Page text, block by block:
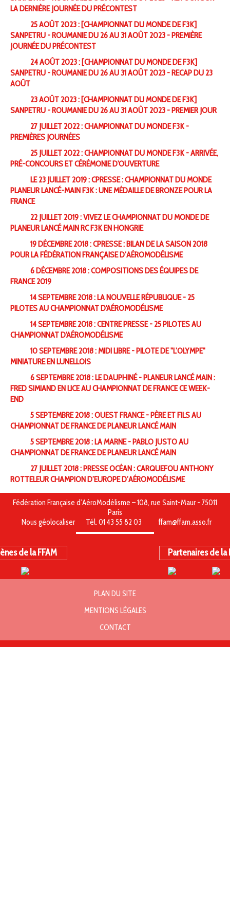
LA DERNIÈRE JOURNÉE DU PRÉCONTEST
25 AOÛT 2023 : [CHAMPIONNAT DU MONDE DE F3K]
SANPETRU - ROUMANIE DU 26 AU 31 AOÛT 2023 - PREMIÈRE
JOURNÉE DU PRÉCONTEST
24 AOÛT 2023 : [CHAMPIONNAT DU MONDE DE F3K]
SANPETRU - ROUMANIE DU 26 AU 31 AOÛT 2023 - RECAP DU 23
AOÛT
23 AOÛT 2023 : [CHAMPIONNAT DU MONDE DE F3K]
SANPETRU - ROUMANIE DU 26 AU 31 AOÛT 2023 - PREMIER JOUR
27 JUILLET 2022 : CHAMPIONNAT DU MONDE F3K -
PREMIÈRES JOURNÉES
25 JUILLET 2022 : CHAMPIONNAT DU MONDE F3K - ARRIVÉE,
PRÉ-CONCOURS ET CÉRÉMONIE D'OUVERTURE
LE 23 JUILLET 2019 : CPRESSE : CHAMPIONNAT DU MONDE
PLANEUR LANCÉ-MAIN F3K : UNE MÉDAILLE DE BRONZE POUR LA
FRANCE
22 JUILLET 2019 : VIVEZ LE CHAMPIONNAT DU MONDE DE
PLANEUR LANCÉ MAIN RC F3K EN HONGRIE
19 DÉCEMBRE 2018 : CPRESSE : BILAN DE LA SAISON 2018
POUR LA FÉDÉRATION FRANÇAISE D’AÉROMODÉLISME
6 DÉCEMBRE 2018 : COMPOSITIONS DES ÉQUIPES DE
FRANCE 2019
14 SEPTEMBRE 2018 : LA NOUVELLE RÉPUBLIQUE - 25
PILOTES AU CHAMPIONNAT D'AÉROMODÉLISME
14 SEPTEMBRE 2018 : CENTRE PRESSE - 25 PILOTES AU
CHAMPIONNAT D'AÉROMODÉLISME
10 SEPTEMBRE 2018 : MIDI LIBRE - PILOTE DE "L’OLYMPE"
MINIATURE EN LUNELLOIS
6 SEPTEMBRE 2018 : LE DAUPHINÉ - PLANEUR LANCÉ MAIN :
FRED SIMIAND EN LICE AU CHAMPIONNAT DE FRANCE CE WEEK­
END
5 SEPTEMBRE 2018 : OUEST FRANCE - PÈRE ET FILS AU
CHAMPIONNAT DE FRANCE DE PLANEUR LANCÉ MAIN
5 SEPTEMBRE 2018 : LA MARNE - PABLO JUSTO AU
CHAMPIONNAT DE FRANCE DE PLANEUR LANCÉ MAIN
27 JUILLET 2018 : PRESSE OCÉAN : CARQUEFOU ANTHONY
ROTTELEUR CHAMPION D’EUROPE D’AÉROMODÉLISME
Fédération Française d’AéroModélisme – 108, rue Saint-Maur - 75011
Paris
Nous géolocaliser
Tél. 01 43 55 82 03 ffam@ffam.asso.fr
de la FFAM Partenaires de la
PLAN DU SITE
MENTIONS LÉGALES
CONTACT